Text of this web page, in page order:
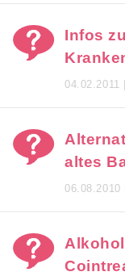
Infos
04.02.2011 |
altes
06.08.2010 |